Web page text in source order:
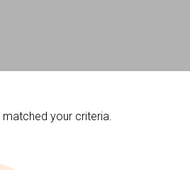
your criteria.